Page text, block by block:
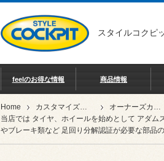
スタイルコクピ
feelのお得な情報 商品情報
Home カスタマイズカー紹介
オーナーズカーインデックス
当店では タイヤ、ホイールを始めとして アダ
やブレーキ類など 足回り分解認証が必要な部品